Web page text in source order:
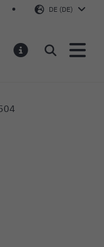
DE (DE)
Airport
Suchen